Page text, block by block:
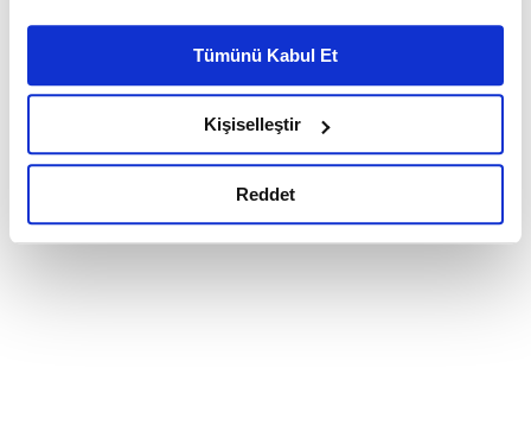
Ayarlar butonuna tıklayabilir,Çerez Bilgilendirme
Metnimizi ziyaret edebilirsiniz.
6698 sayılı Kişisel Verilerin Korunması Kanunu uyarınca
okumak ve sitemizi ziyaretiniz kapsamında
gerçekleştirilen veri işleme faaliyetleri ile ilgili daha
detaylı bilgi almak için lütfentıklayınız.
Tümünü Kabul Et
Kişiselleştir
Reddet